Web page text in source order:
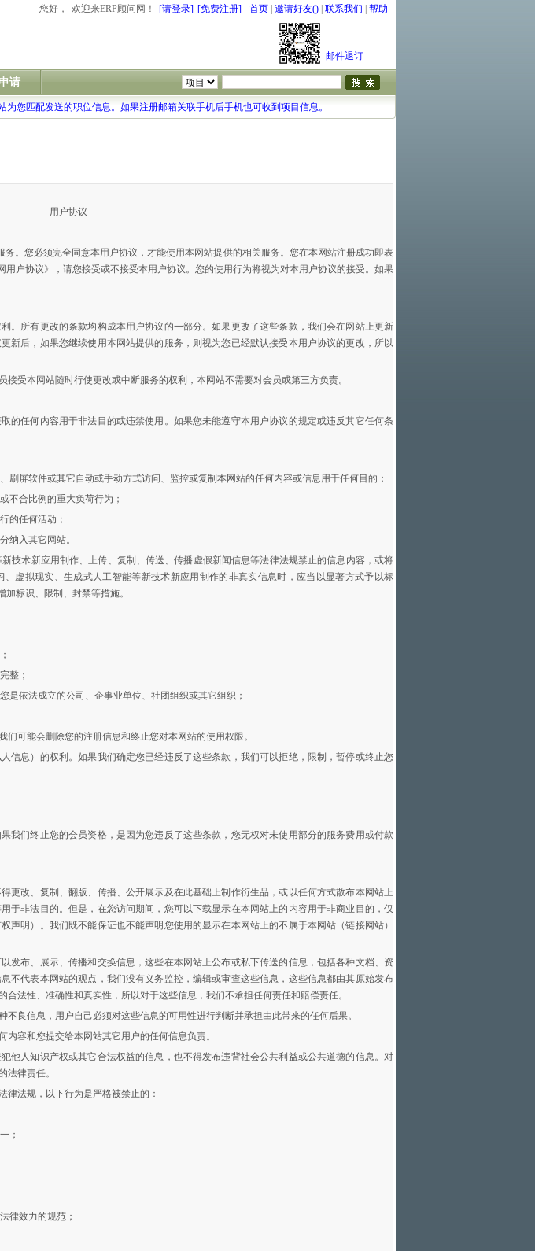
邮件退订
您好， 欢迎来ERP顾问网！ [请登录] [免费注册] 首页 邀请好友() 联系我们 帮助
请
您匹配发送的职位信息。如果注册邮箱关联手机后手机也可收到项目信息。
用户协议
。您必须完全同意本用户协议，才能使用本网站提供的相关服务。您在本网站注册成功即表
户协议》，请您接受或不接受本用户协议。您的使用行为将视为对本用户协议的接受。如果
。所有更改的条款均构成本用户协议的一部分。如果更改了这些条款，我们会在网站上更新
新后，如果您继续使用本网站提供的服务，则视为您已经默认接受本用户协议的更改，所以
受本网站随时行使更改或中断服务的权利，本网站不需要对会员或第三方负责。
的任何内容用于非法目的或违禁使用。如果您未能遵守本用户协议的规定或违反其它任何条
刷屏软件或其它自动或手动方式访问、监控或复制本网站的任何内容或信息用于任何目的；
不合比例的重大负荷行为；
的任何活动；
纳入其它网站。
技术新应用制作、上传、复制、传送、传播虚假新闻信息等法律法规禁止的信息内容，或将
虚拟现实、生成式人工智能等新技术新应用制作的非真实信息时，应当以显著方式予以标
标识、限制、封禁等措施。
整；
是依法成立的公司、企事业单位、社团组织或其它组织；
可能会删除您的注册信息和终止您对本网站的使用权限。
信息）的权利。如果我们确定您已经违反了这些条款，我们可以拒绝，限制，暂停或终止您
我们终止您的会员资格，是因为您违反了这些条款，您无权对未使用部分的服务费用或付款
更改、复制、翻版、传播、公开展示及在此基础上制作衍生品，或以任何方式散布本网站上
于非法目的。但是，在您访问期间，您可以下载显示在本网站上的内容用于非商业目的，仅
声明）。我们既不能保证也不能声明您使用的显示在本网站上的不属于本网站（链接网站）
发布、展示、传播和交换信息，这些在本网站上公布或私下传送的信息，包括各种文档、资
不代表本网站的观点，我们没有义务监控，编辑或审查这些信息，这些信息都由其原始发布
法性、准确性和真实性，所以对于这些信息，我们不承担任何责任和赔偿责任。
良信息，用户自己必须对这些信息的可用性进行判断并承担由此带来的任何后果。
容和您提交给本网站其它用户的任何信息负责。
他人知识产权或其它合法权益的信息，也不得发布违背社会公共利益或公共道德的信息。对
法律责任。
律法规，以下行为是严格被禁止的：
；
律效力的规范；